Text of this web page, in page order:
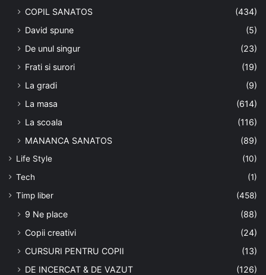
COPIL SANATOS
(434)
David spune
(5)
De unul singur
(23)
Frati si surori
(19)
La gradi
(9)
La masa
(614)
La scoala
(116)
MANANCA SANATOS
(89)
Life Style
(10)
Tech
(1)
Timp liber
(458)
9 Ne place
(88)
Copii creativi
(24)
CURSURI PENTRU COPII
(13)
DE INCERCAT & DE VAZUT
(126)